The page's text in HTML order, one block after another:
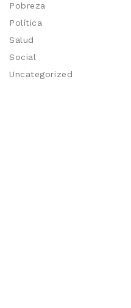
Pobreza
Política
Salud
Social
Uncategorized